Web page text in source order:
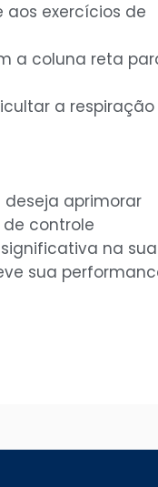
exercícios de
a coluna reta
a respiração
aprimorar
controle
na sua
sua